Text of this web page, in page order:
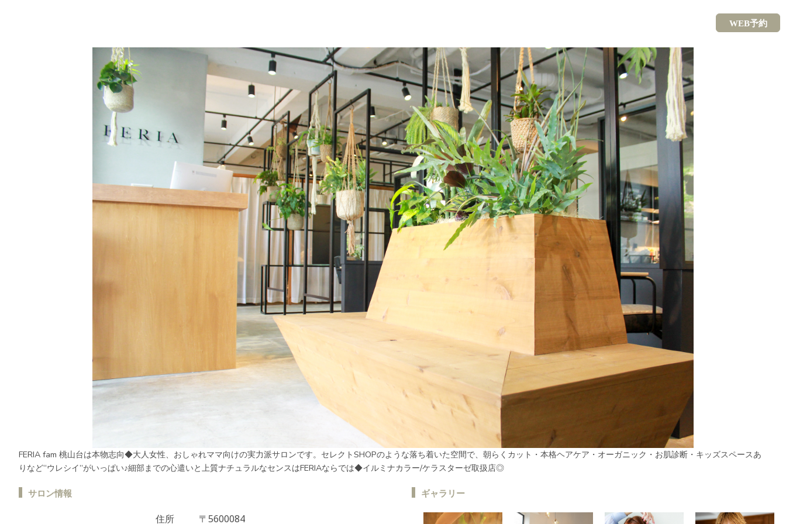
WEB予約
FERIA fam 桃山台は本物志向◆大人女性、おしゃれママ向けの実力派サロンです。セレクトSHOPのような落ち着いた空間で、朝らくカット・本格ヘアケア・オーガニック・お肌診断・キッズスペースあ
りなど“ウレシイ”がいっぱい♪細部までの心遣いと上質ナチュラルなセンスはFERIAならでは◆イルミナカラー/ケラスターゼ取扱店◎
ギャラリー
サロン情報
住所 〒5600084